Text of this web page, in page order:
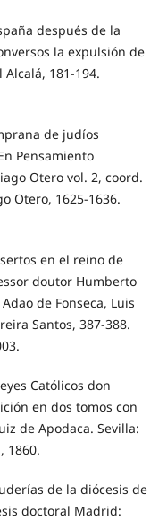
después de la
la expulsión de
181-194.
de judíos
Pensamiento
Otero vol. 2, coord.
Otero, 1625-1636.
en el reino de
doutor Humberto
de Fonseca, Luis
Santos, 387-388.
Católicos don
en dos tomos con
de Apodaca. Sevilla:
1860.
de la diócesis de
doctoral Madrid: